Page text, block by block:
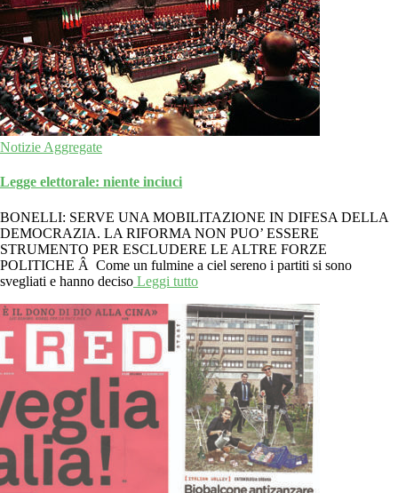
Notizie Aggregate
Legge elettorale: niente inciuci
BONELLI: SERVE UNA MOBILITAZIONE IN DIFESA DELLA
DEMOCRAZIA. LA RIFORMA NON PUO’ ESSERE
STRUMENTO PER ESCLUDERE LE ALTRE FORZE
POLITICHE Â Come un fulmine a ciel sereno i partiti si sono
svegliati e hanno deciso Leggi tutto